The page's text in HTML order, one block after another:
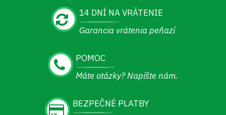
14 DNÍ NA VRÁTENIE
Garancia vrátenia peňazí
POMOC
Máte otázky? Napíšte nám.
BEZPEČNÉ PLATBY